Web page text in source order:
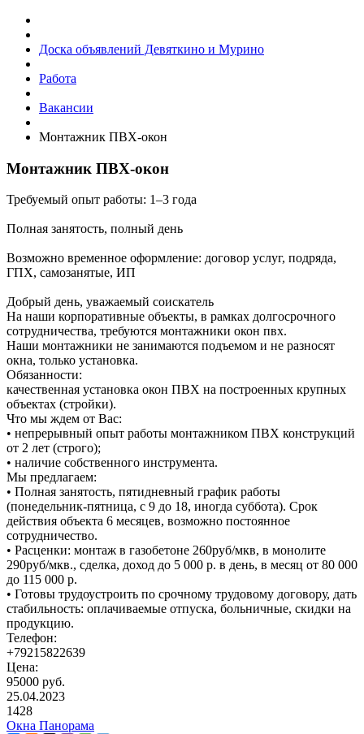
Доска объявлений Девяткино и Мурино
Работа
Вакансии
Монтажник ПВХ-окон
Монтажник ПВХ-окон
Требуемый опыт работы: 1–3 года
Полная занятость, полный день
Возможно временное оформление: договор услуг, подряда,
ГПХ, самозанятые, ИП
Добрый день, уважаемый соискатель
На наши корпоративные объекты, в рамках долгосрочного
сотрудничества, требуются монтажники окон пвх.
Наши монтажники не занимаются подъемом и не разносят
окна, только установка.
Обязанности:
качественная установка окон ПВХ на построенных крупных
объектах (стройки).
Что мы ждем от Вас:
• непрерывный опыт работы монтажником ПВХ конструкций
от 2 лет (строго);
• наличие собственного инструмента.
Мы предлагаем:
• Полная занятость, пятидневный график работы
(понедельник-пятница, с 9 до 18, иногда суббота). Срок
действия объекта 6 месяцев, возможно постоянное
сотрудничество.
• Расценки: монтаж в газобетоне 260руб/мкв, в монолите
290руб/мкв., сделка, доход до 5 000 р. в день, в месяц от 80 000
до 115 000 р.
• Готовы трудоустроить по срочному трудовому договору, дать
стабильность: оплачиваемые отпуска, больничные, скидки на
продукцию.
Телефон:
+79215822639
Цена:
95000 руб.
25.04.2023
1428
Окна Панорама